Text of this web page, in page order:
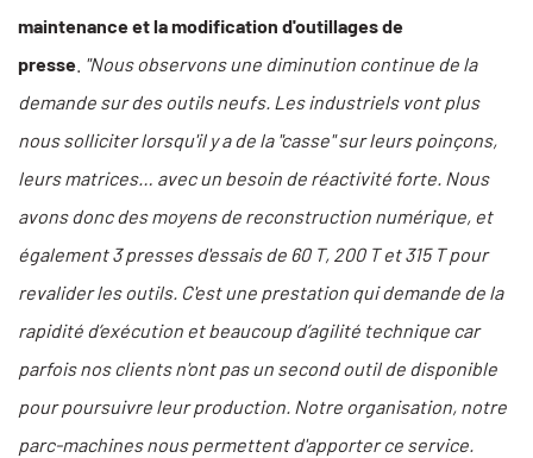
maintenance et la modification d'outillages de
presse "Nous observons une diminution continue de la
demande sur des outils neufs. Les industriels vont plus
nous solliciter lorsqu'il y a de la "casse" sur leurs poinçons,
leurs matrices… avec un besoin de réactivité forte. Nous
avons donc des moyens de reconstruction numérique, et
également 3 presses d'essais de 60 T, 200 T et 315 T pour
revalider les outils. C'est une prestation qui demande de la
rapidité d’exécution et beaucoup d’agilité technique car
parfois nos clients n'ont pas un second outil de disponible
pour poursuivre leur production. Notre organisation, notre
parc-machines nous permettent d'apporter ce service.